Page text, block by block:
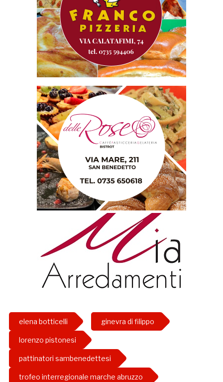
elena botticelli ginevra di filippo
lorenzo pistonesi
pattinatori sambenedettesi
trofeo interregionale marche abruzzo